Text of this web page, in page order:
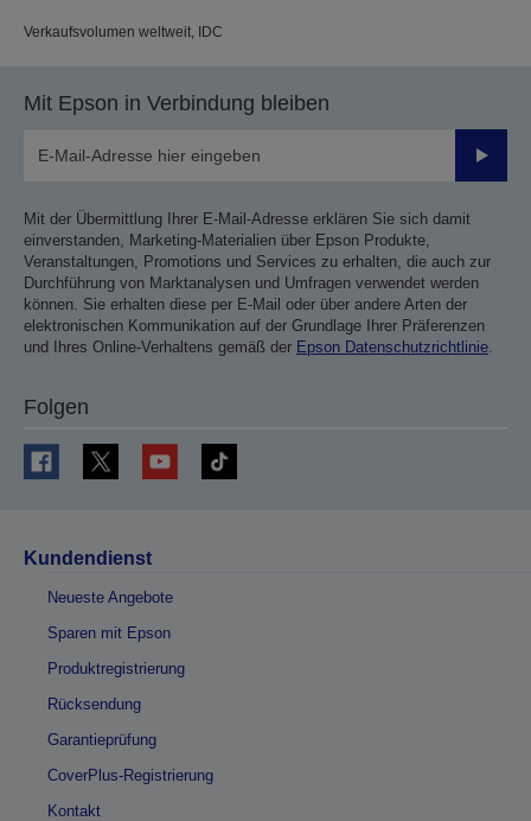
Verkaufsvolumen weltweit, IDC
Mit Epson in Verbindung bleiben
Mit der Übermittlung Ihrer E-Mail-Adresse erklären Sie sich damit
einverstanden, Marketing-Materialien über Epson Produkte,
Veranstaltungen, Promotions und Services zu erhalten, die auch zur
Durchführung von Marktanalysen und Umfragen verwendet werden
können. Sie erhalten diese per E-Mail oder über andere Arten der
elektronischen Kommunikation auf der Grundlage Ihrer Präferenzen
und Ihres Online-Verhaltens gemäß der Epson Datenschutzrichtlinie
Folgen
Kundendienst
Neueste Angebote
Sparen mit Epson
Produktregistrierung
Rücksendung
Garantieprüfung
CoverPlus-Registrierung
Kontakt